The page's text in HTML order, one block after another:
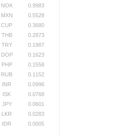
NOK
0.9983
MXN
0.5528
CUP
0.3680
THB
0.2873
TRY
0.1987
DOP
0.1623
PHP
0.1558
RUB
0.1152
INR
0.0996
ISK
0.0768
JPY
0.0601
LKR
0.0283
IDR
0.0005